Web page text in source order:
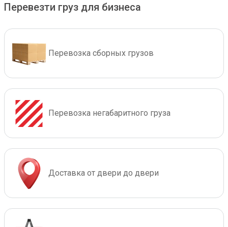
Перевезти груз для бизнеса
Перевозка сборных грузов
Перевозка негабаритного груза
Доставка от двери до двери